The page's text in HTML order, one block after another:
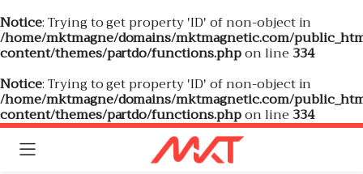
Notice: Trying to get property 'ID' of non-object in
/home/mktmagne/domains/mktmagnetic.com/
content/themes/partdo/functions.phpon line 334
Notice: Trying to get property 'ID' of non-object in
/home/mktmagne/domains/mktmagnetic.com/
content/themes/partdo/functions.phpon line 334